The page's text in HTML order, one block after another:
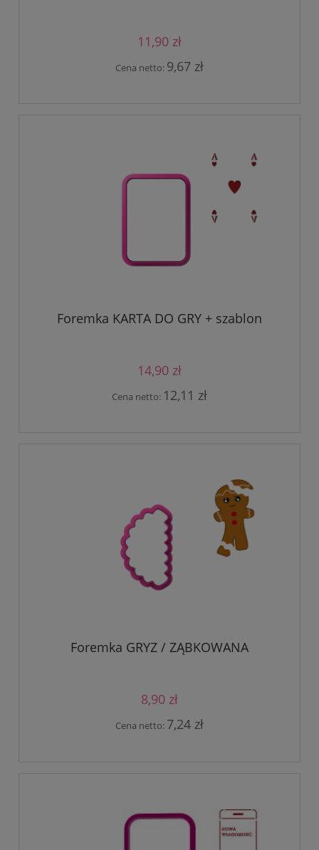
11,90 zł
Cena netto: 9,67 zł
Foremka KARTA DO GRY + szablon
14,90 zł
Cena netto: 12,11 zł
Foremka GRYZ / ZĄBKOWANA
8,90 zł
Cena netto: 7,24 zł